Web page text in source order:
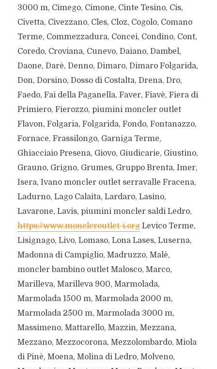
3000 m, Cimego, Cimone, Cinte Tesino, Cis,
Civetta, Civezzano, Cles, Cloz, Cogolo, Comano
Terme, Commezzadura, Concei, Condino, Cont,
Coredo, Croviana, Cunevo, Daiano, Dambel,
Daone, Darè, Denno, Dimaro, Dimaro Folgarida,
Don, Dorsino, Dosso di Costalta, Drena, Dro,
Faedo, Fai della Paganella, Faver, Fiavè, Fiera di
Primiero, Fierozzo, piumini moncler outlet
Flavon, Folgaria, Folgarida, Fondo, Fontanazzo,
Fornace, Frassilongo, Garniga Terme,
Ghiacciaio Presena, Giovo, Giudicarie, Giustino,
Grauno, Grigno, Grumes, Gruppo Brenta, Imer,
Isera, Ivano moncler outlet serravalle Fracena,
Ladurno, Lago Calaita, Lardaro, Lasino,
Lavarone, Lavis, piumini moncler saldi Ledro,
https://www.moncleroutlet-i.orgLevico Terme,
Lisignago, Livo, Lomaso, Lona Lases, Luserna,
Madonna di Campiglio, Madruzzo, Malè,
moncler bambino outlet Malosco, Marco,
Marilleva, Marilleva 900, Marmolada,
Marmolada 1500 m, Marmolada 2000 m,
Marmolada 2500 m, Marmolada 3000 m,
Massimeno, Mattarello, Mazzin, Mezzana,
Mezzano, Mezzocorona, Mezzolombardo, Miola
di Pinè, Moena, Molina di Ledro, Molveno,